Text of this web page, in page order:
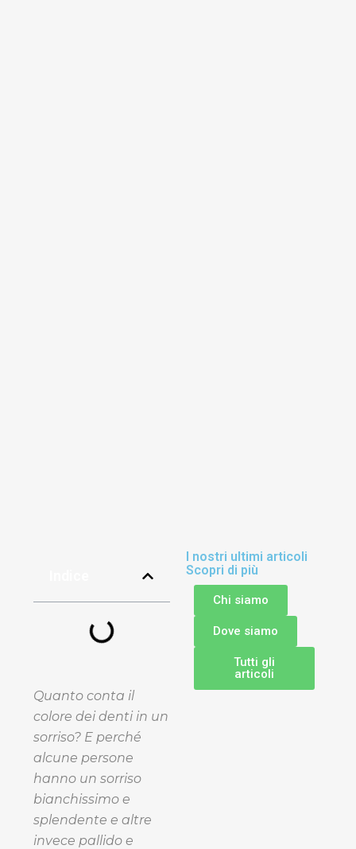
Quanto conta il
colore dei denti in un
sorriso? E perché
alcune persone
hanno un sorriso
bianchissimo e
splendente e altre
invece pallido e
I nostri ultimi articoli
Scopri di più
Chi siamo
Dove siamo
Tutti gli
articoli